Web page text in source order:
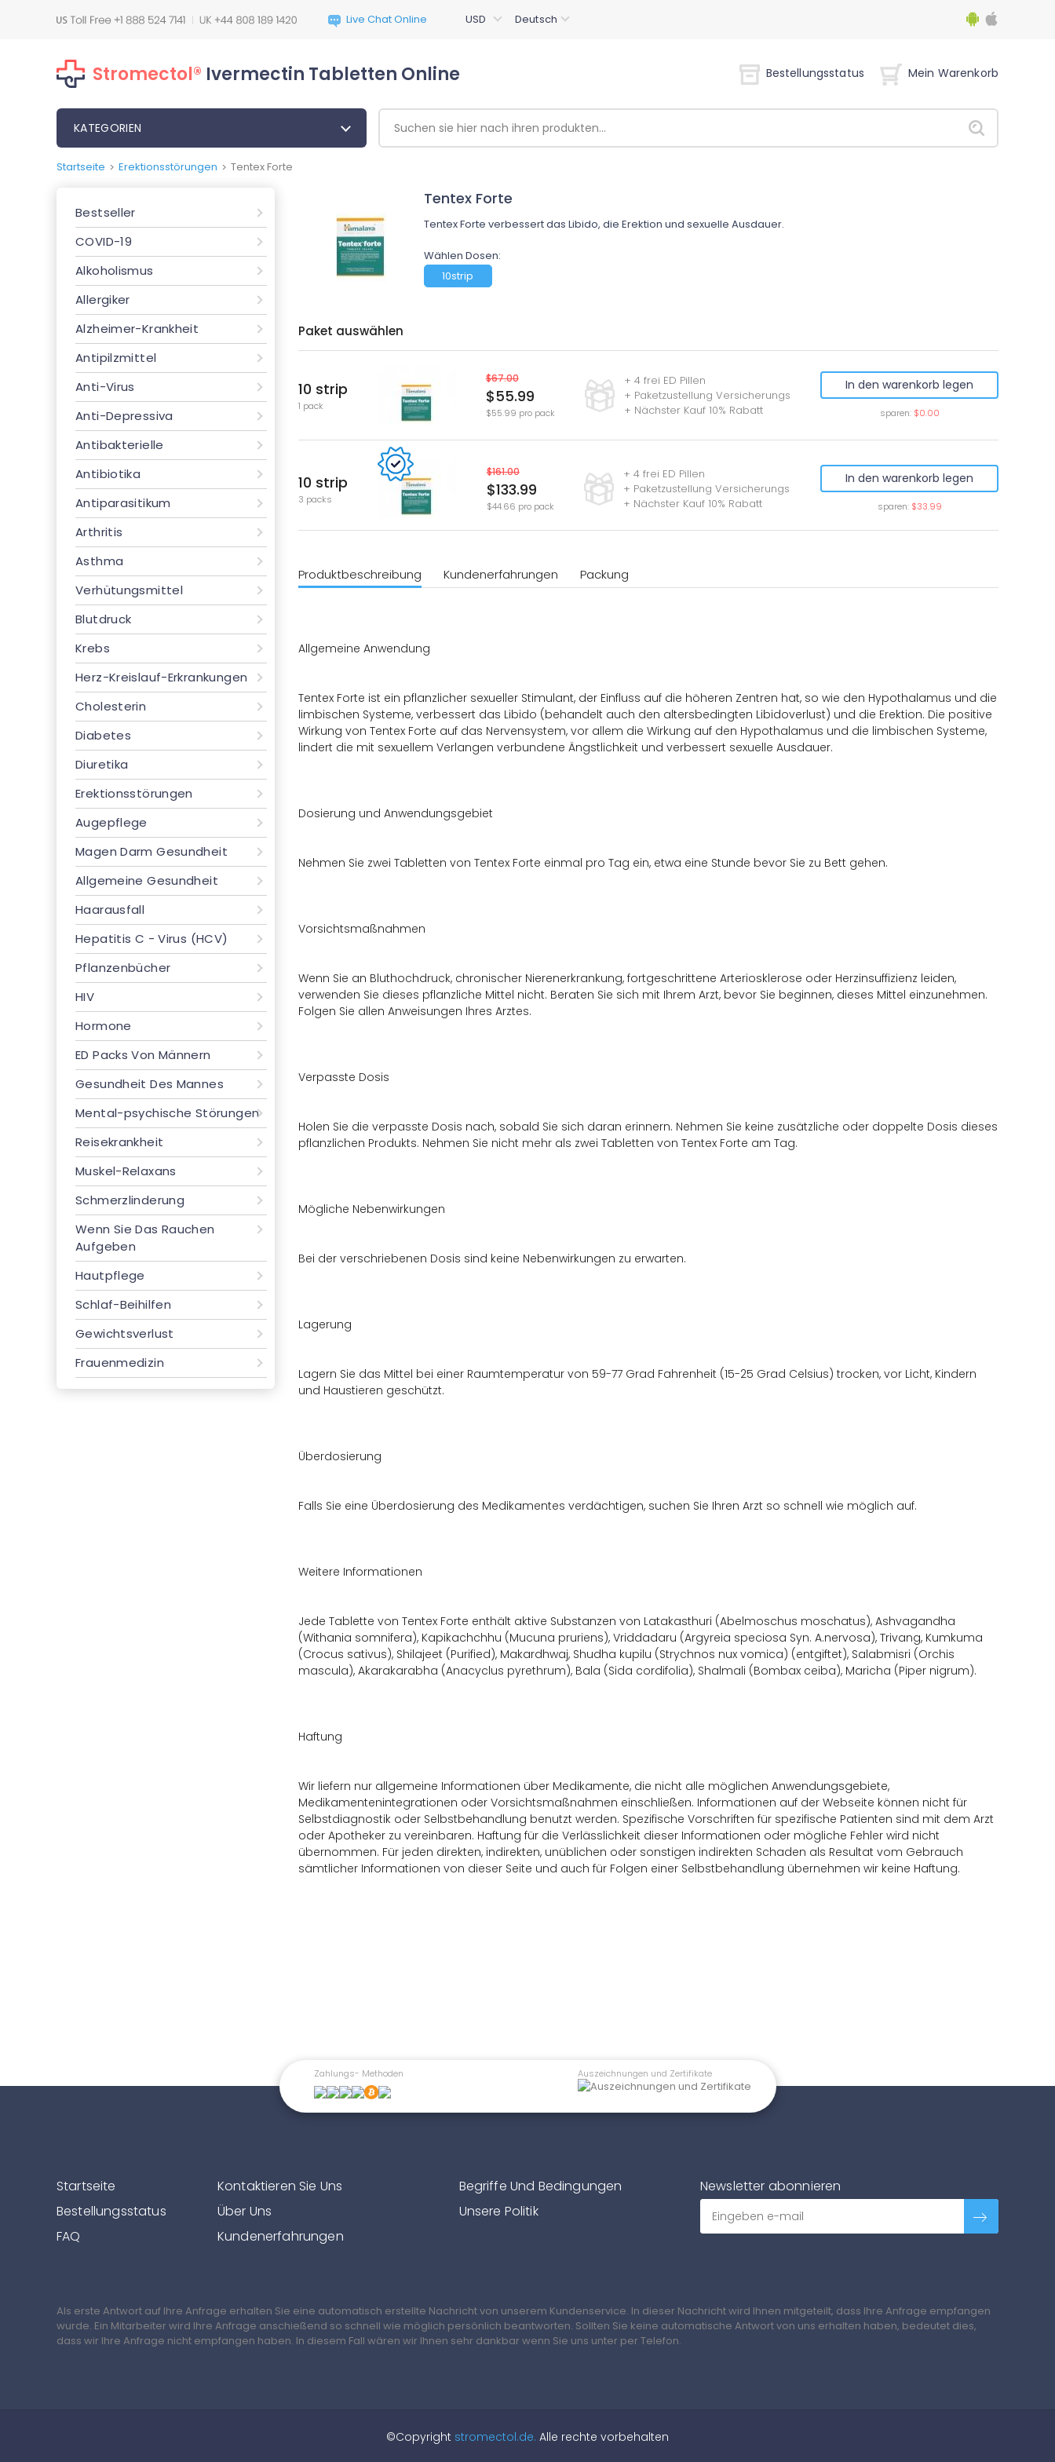
Stromectol® Ivermectin Tabletten Online Bestellungsstatus Mein Warenkorb
KATEGORIEN
Startseite > Erektionsstörungen > Tentex Forte
Bestseller
COVID-19
Alkoholismus
Allergiker
Alzheimer-Krankheit
Antipilzmittel
Anti-Virus
Anti-Depressiva
Antibakterielle
Antibiotika
Antiparasitikum
Arthritis
Asthma
Verhütungsmittel
Blutdruck
Krebs
Herz-Kreislauf-Erkrankungen
Cholesterin
Diabetes
Diuretika
Erektionsstörungen
Augepflege
Magen Darm Gesundheit
Allgemeine Gesundheit
Haarausfall
Hepatitis C - Virus (HCV)
Pflanzenbücher
HIV
Hormone
ED Packs Von Männern
Gesundheit Des Mannes
Mental-psychische Störungen
Reisekrankheit
Muskel-Relaxans
Schmerzlinderung
Wenn Sie Das Rauchen
Aufgeben
Hautpflege
Schlaf-Beihilfen
Gewichtsverlust
Frauenmedizin
Tentex Forte
Tentex Forte verbessert das Libido, die Erektion und sexuelle Ausdauer.
Wählen Dosen:
10strip
Paket auswählen
10 strip
1 pack
+ 4 frei ED Pillen
+ Paketzustellung Versicherungs
+ Nächster Kauf 10% Rabatt
$67.00
$55.99
$55.99 pro pack
In den warenkorb legen
sparen: $0.00
10 strip
3 packs
+ 4 frei ED Pillen
+ Paketzustellung Versicherungs
+ Nächster Kauf 10% Rabatt
$161.00
$133.99
$44.66 pro pack
In den warenkorb legen
sparen: $33.99
Produktbeschreibung Kundenerfahrungen Packung
Allgemeine Anwendung
Tentex Forte ist ein pflanzlicher sexueller Stimulant, der Einfluss auf die höheren Zentren hat, so wie den Hypothalamus und die
limbischen Systeme, verbessert das Libido (behandelt auch den altersbedingten Libidoverlust) und die Erektion. Die positive
Wirkung von Tentex Forte auf das Nervensystem, vor allem die Wirkung auf den Hypothalamus und die limbischen Systeme,
lindert die mit sexuellem Verlangen verbundene Ängstlichkeit und verbessert sexuelle Ausdauer.
Dosierung und Anwendungsgebiet
Nehmen Sie zwei Tabletten von Tentex Forte einmal pro Tag ein, etwa eine Stunde bevor Sie zu Bett gehen.
Vorsichtsmaßnahmen
Wenn Sie an Bluthochdruck, chronischer Nierenerkrankung, fortgeschrittene Arteriosklerose oder Herzinsuffizienz leiden,
verwenden Sie dieses pflanzliche Mittel nicht. Beraten Sie sich mit Ihrem Arzt, bevor Sie beginnen, dieses Mittel einzunehmen.
Folgen Sie allen Anweisungen Ihres Arztes.
Verpasste Dosis
Holen Sie die verpasste Dosis nach, sobald Sie sich daran erinnern. Nehmen Sie keine zusätzliche oder doppelte Dosis dieses
pflanzlichen Produkts. Nehmen Sie nicht mehr als zwei Tabletten von Tentex Forte am Tag.
Mögliche Nebenwirkungen
Bei der verschriebenen Dosis sind keine Nebenwirkungen zu erwarten.
Lagerung
Lagern Sie das Mittel bei einer Raumtemperatur von 59-77 Grad Fahrenheit (15-25 Grad Celsius) trocken, vor Licht, Kindern
und Haustieren geschützt.
Überdosierung
Falls Sie eine Überdosierung des Medikamentes verdächtigen, suchen Sie Ihren Arzt so schnell wie möglich auf.
Weitere Informationen
Jede Tablette von Tentex Forte enthält aktive Substanzen von Latakasthuri (Abelmoschus moschatus), Ashvagandha
(Withania somnifera), Kapikachchhu (Mucuna pruriens), Vriddadaru (Argyreia speciosa Syn. A.nervosa), Trivang, Kumkuma
(Crocus sativus), Shilajeet (Purified), Makardhwaj, Shudha kupilu (Strychnos nux vomica) (entgiftet), Salabmisri (Orchis
mascula), Akarakarabha (Anacyclus pyrethrum), Bala (Sida cordifolia), Shalmali (Bombax ceiba), Maricha (Piper nigrum).
Haftung
Wir liefern nur allgemeine Informationen über Medikamente, die nicht alle möglichen Anwendungsgebiete,
Medikamentenintegrationen oder Vorsichtsmaßnahmen einschließen. Informationen auf der Webseite können nicht für
Selbstdiagnostik oder Selbstbehandlung benutzt werden. Spezifische Vorschriften für spezifische Patienten sind mit dem Arzt
oder Apotheker zu vereinbaren. Haftung für die Verlässlichkeit dieser Informationen oder mögliche Fehler wird nicht
übernommen. Für jeden direkten, indirekten, unüblichen oder sonstigen indirekten Schaden als Resultat vom Gebrauch
sämtlicher Informationen von dieser Seite und auch für Folgen einer Selbstbehandlung übernehmen wir keine Haftung.
Zahlungs- Methoden Auszeichnungen und Zertifikate
Startseite
Bestellungsstatus
FAQ
Kontaktieren Sie Uns
Über Uns
Kundenerfahrungen
Begriffe Und Bedingungen
Unsere Politik
Newsletter abonnieren
Als erste Antwort auf Ihre Anfrage erhalten Sie eine automatisch erstellte Nachricht von unserem Kundenservice. In dieser Nachricht wird Ihnen mitgeteilt, dass Ihre Anfrage empfangen
wurde. Ein Mitarbeiter wird Ihre Anfrage anschießend so schnell wie möglich persönlich beantworten. Sollten Sie keine automatische Antwort von uns erhalten haben, bedeutet dies,
dass wir Ihre Anfrage nicht empfangen haben. In diesem Fall wären wir Ihnen sehr dankbar wenn Sie uns unter per Telefon.
©Copyright stromectol.de. Alle rechte vorbehalten